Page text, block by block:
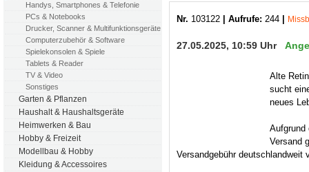
Handys, Smartphones & Telefonie
PCs & Notebooks
Drucker, Scanner & Multifunktionsgeräte
Computerzubehör & Software
Spielekonsolen & Spiele
Tablets & Reader
TV & Video
Sonstiges
Garten & Pflanzen
Haushalt & Haushaltsgeräte
Heimwerken & Bau
Hobby & Freizeit
Modellbau & Hobby
Kleidung & Accessoires
Nr. 103122 | Aufrufe: 244
27.05.2025, 10:59 Uhr
Alte
sucht
neues
Aufgrund
Versand
Versandgebühr deutschlandweit